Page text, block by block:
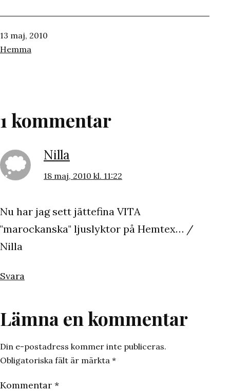
Publicerat
den
13 maj, 2010
Kategoriserat
Hemma
1 kommentar
Nilla
18 maj, 2010 kl. 11:22
Nu har jag sett jättefina VITA
"marockanska" ljuslyktor på Hemtex… /
Nilla
Svara
Lämna en kommentar
Din e-postadress kommer inte publiceras.
Obligatoriska fält är märkta *
Kommentar *